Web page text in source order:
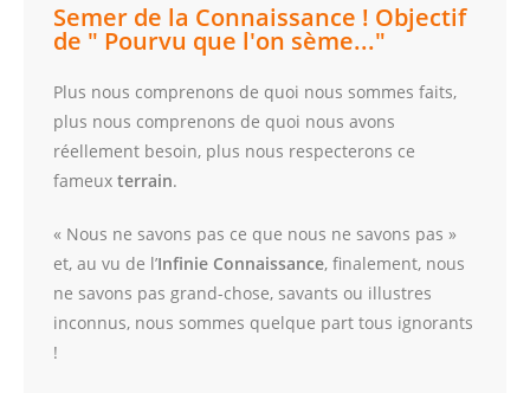
Semer de la Connaissance !​ Objectif
de " Pourvu que l'on sème..."
Plus nous comprenons de quoi nous sommes faits,
plus nous comprenons de quoi nous avons
réellement besoin, plus nous respecterons ce
fameux terrain.
« Nous ne savons pas ce que nous ne savons pas »
et, au vu de l’Infinie Connaissance, finalement, nous
ne savons pas grand-chose, savants ou illustres
inconnus, nous sommes quelque part tous ignorants
!